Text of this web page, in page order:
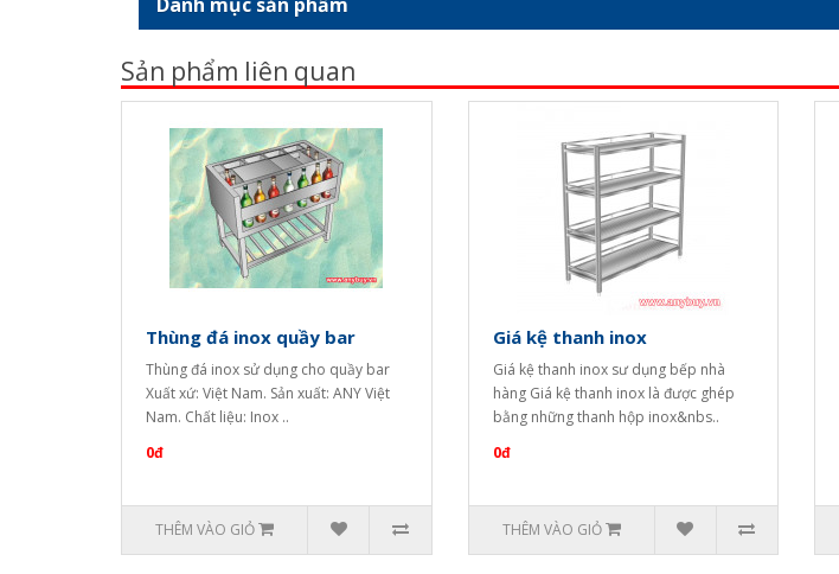
Sản phẩm liên quan
Thùng đá inox quầy bar
Thùng đá inox sử dụng cho quầy bar
Xuất xứ: Việt Nam. Sản xuất: ANY Việt
Nam. Chất liệu: Inox ..
0đ
THÊM VÀO GIỎ
Giá kệ thanh inox
Giá kệ thanh inox sư dụng bếp nhà
hàng Giá kệ thanh inox là được ghép
bằng những thanh hộp inox&nbs..
0đ
THÊM VÀO GIỎ